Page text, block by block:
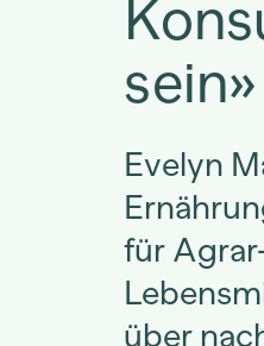
sein»
Evelyn
für
über